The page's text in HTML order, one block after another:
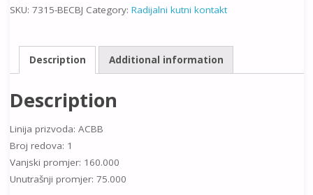
SKU: 7315-BECBJ Category: Radijalni kutni kontakt
Description Additional information
Description
Linija prizvoda: ACBB
Broj redova: 1
Vanjski promjer: 160.000
Unutrašnji promjer: 75.000